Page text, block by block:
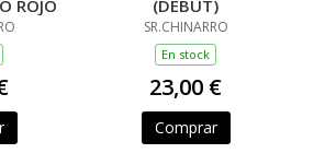
ROJO
(DEBUT)
SR.CHINARRO
En stock
23,00 €
Comprar